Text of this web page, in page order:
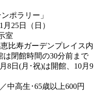
ポラリー」
25日（日）
室
比寿ガーデンプレイス内
閉館時間の30分前まで
8日(月･祝)は開館、10月9
中高生･65歳以上600円